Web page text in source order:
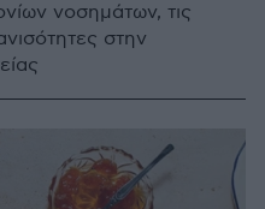
νοσημάτων, τις
στην